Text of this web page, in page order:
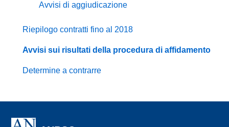
Avvisi di aggiudicazione
Riepilogo contratti fino al 2018
Avvisi sui risultati della procedura di affidamento
Determine a contrarre